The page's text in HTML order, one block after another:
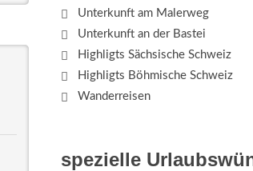
Unterkunft am Malerweg
Unterkunft an der Bastei
Highligts Sächsische Schweiz
Highligts Böhmische Schweiz
Wanderreisen
spezielle